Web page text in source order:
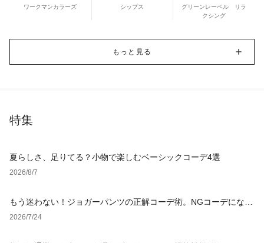
ワークマンカラーズ
シップス
グリーンレーベル リラ
クシング
もっと見る
特集
夏らしさ、足りてる？小物で楽しむベーシックコーデ4選
2026/8/7
もう迷わない！ジョガーパンツの正解コーデ術。NGコーデになら
ない選び方からおすすめスタイルまで徹底解説！
2026/7/24